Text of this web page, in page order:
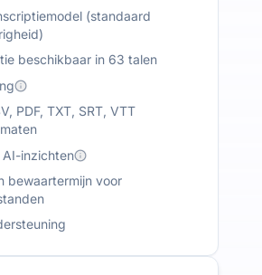
(standaard
beschikbaar in 63 talen
PDF, TXT, SRT, VTT
inzichten
bewaartermijn voor